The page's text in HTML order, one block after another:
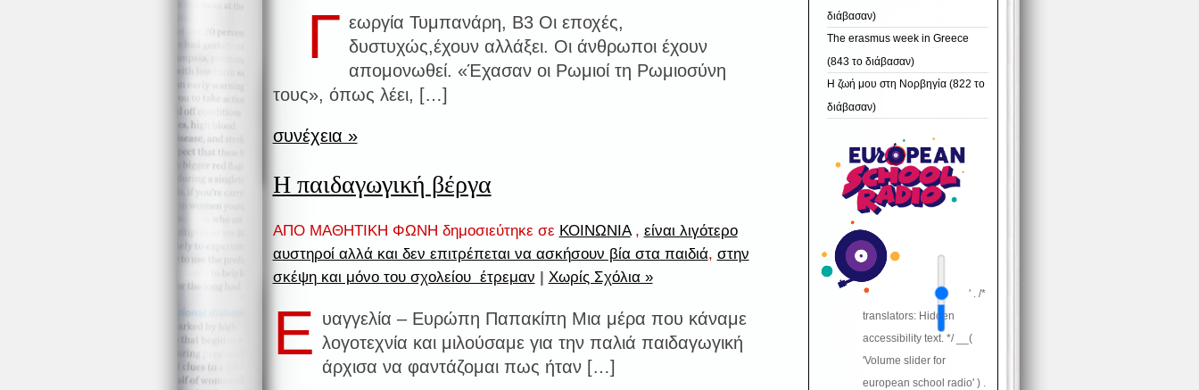
Γ εωργία Τυμπανάρη, Β3 Oι εποχές,
δυστυχώς,έχουν αλλάξει. Οι άνθρωποι έχουν
απομονωθεί. «Έχασαν οι Ρωμιοί τη Ρωμιοσύνη
τους», όπως λέει, […]
συνέχεια »
Η παιδαγωγική βέργα
ΑΠΟ ΜΑΘΗΤΙΚΗ ΦΩΝΗ δημοσιεύτηκε σε ΚΟΙΝΩΝΙΑ, είναι λιγότερο
αυστηροί αλλά και δεν επιτρέπεται να ασκήσουν βία στα παιδιά, στην
σκέψη και μόνο του σχολείου έτρεμαν | Χωρίς Σχόλια »
Ε υαγγελία – Ευρώπη Παπακίπη Μια μέρα που κάναμε
λογοτεχνία και μιλούσαμε για την παλιά παιδαγωγική
άρχισα να φαντάζομαι πως ήταν […]
διάβασαν)
The erasmus week in Greece
(843 το διάβασαν)
Η ζωή μου στη Νορβηγία (822 το
διάβασαν)
' . /*
translators: Hidden
accessibility text. */ __(
'Volume slider for
european school radio' ) .